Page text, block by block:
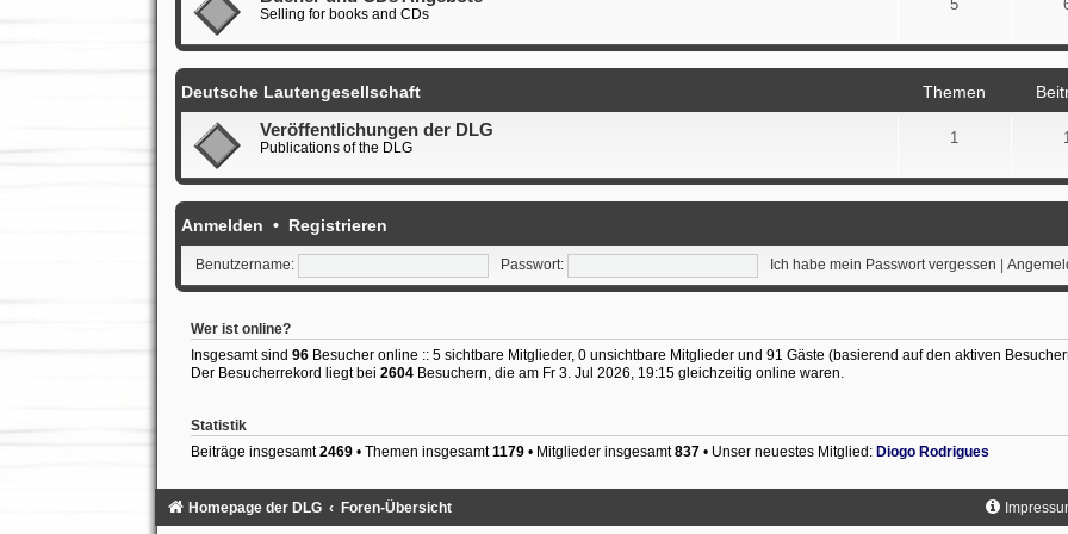
Selling for books and CDs
5
Deutsche Lautengesellschaft Themen
Veröffentlichungen der DLG
Publications of the DLG
1 1
Anmelden • Registrieren
Benutzername: Passwort: Ich habe mein Passwort vergessen
Wer ist online?
Insgesamt sind 96Besucher online :: 5 sichtbare Mitglieder, 0 unsichtbare Mitglieder und 91 Gäste (basierend auf den aktiven
Der Besucherrekord liegt bei 2604Besuchern, die am Fr 3. Jul 2026, 19:15 gleichzeitig online waren.
Statistik
Beiträge insgesamt2469• Themen insgesamt1179• Mitglieder insgesamt837• Unser neuestes Mitglied: Diogo Rodrigues
Homepage der DLG Foren-Übersicht